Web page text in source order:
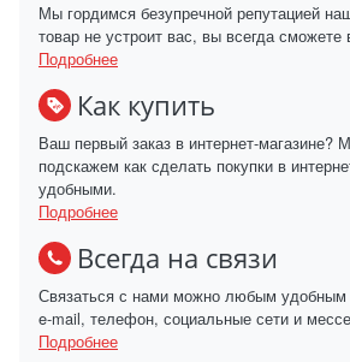
Мы гордимся безупречной репутацией
товар не устроит вас, вы всегда сможете
Подробнее
Как купить
Ваш первый заказ в интернет-магазине?
подскажем как сделать покупки в
удобными.
Подробнее
Всегда на связи
Связаться с нами можно любым удобным
e-mail, телефон, социальные сети и
Подробнее